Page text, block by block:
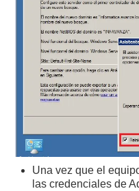
Una vez que el
las credenciales de